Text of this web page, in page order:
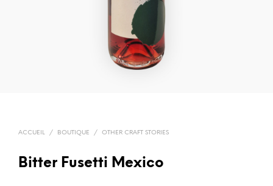
ACCUEIL / BOUTIQUE / OTHER CRAFT STORIES
Bitter Fusetti Mexico